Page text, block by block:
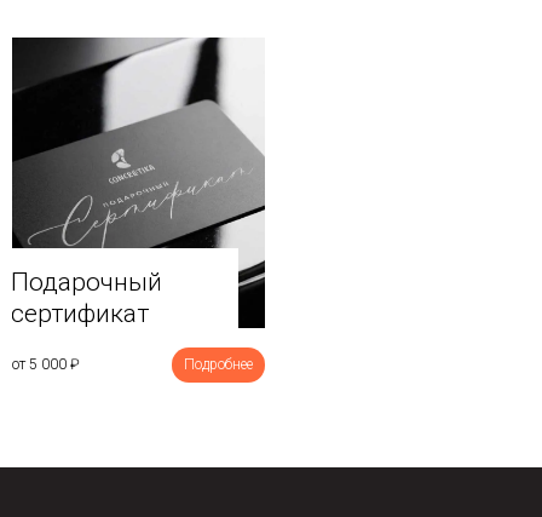
Подарочный
сертификат
от 5 000 ₽ Подробнее